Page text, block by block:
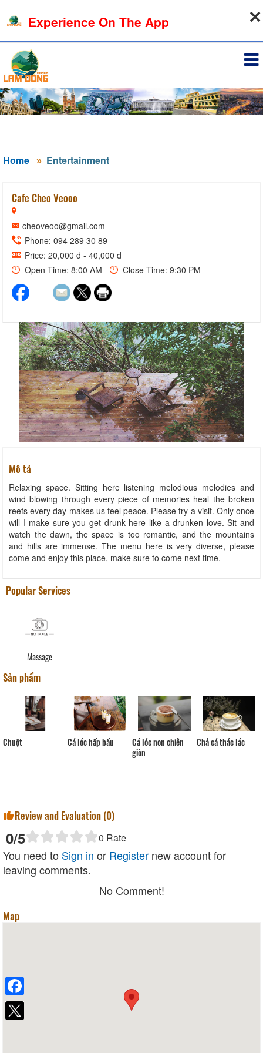
Home Entertainment
Cafe Cheo Veooo
cheoveoo@gmail.com
Phone: 094 289 30 89
Price: 20,000 đ - 40,000 đ
Open Time: 8:00 AM -
Close Time: 9:30 PM
Mô tả
Relaxing space. Sitting here listening melodious melodies and
wind blowing through every piece of memories heal the broken
reefs every day makes us feel peace. Please try a visit. Only once
will I make sure you get drunk here like a drunken love. Sit and
watch the dawn, the space is too romantic, and the mountains
and hills are immense. The menu here is very diverse, please
come and enjoy this place, make sure to come next time.
Popular Services
Massage
Sản phẩm
Chuột Cá lóc hấp bầu
Cá lóc non chiên
giòn
Chả cá thác lác
Review and Evaluation (0)
0/5 0 Rate
You need to Sign in or Register new account for
leaving comments.
No Comment!
Map
Experience On The App
Facebook